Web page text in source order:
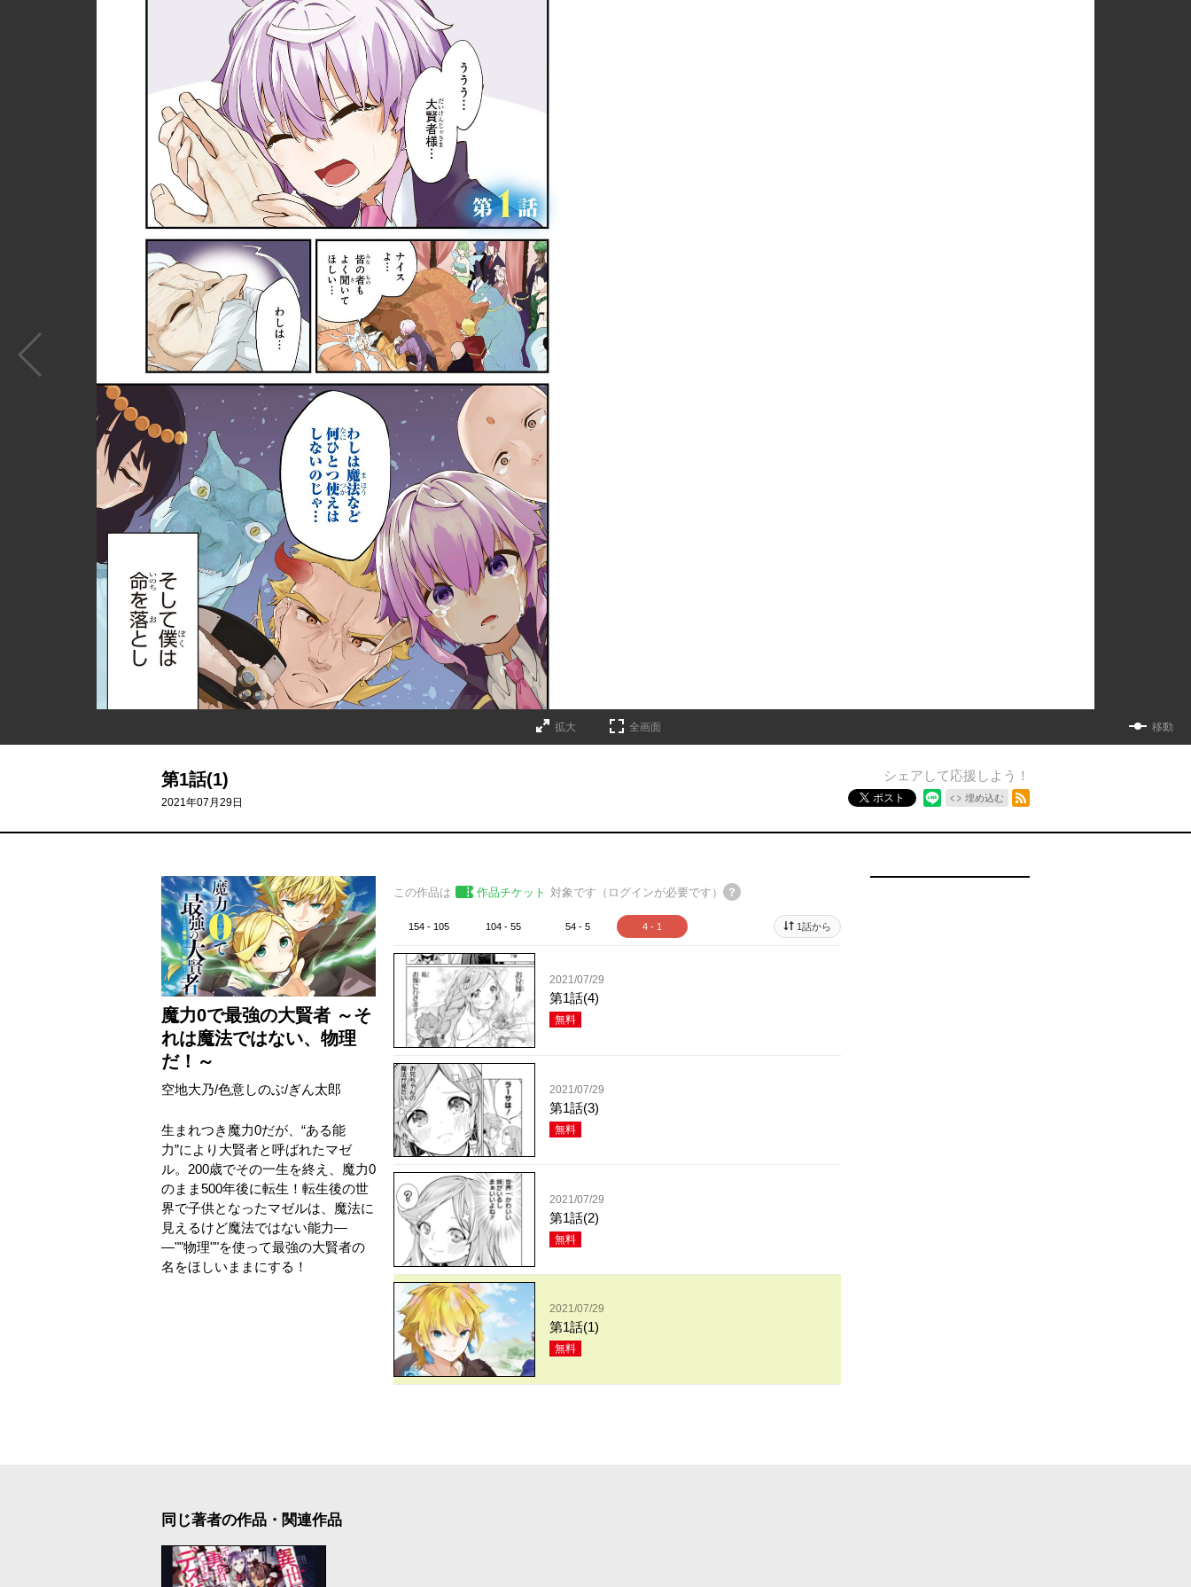
拡大 全画面 移動
第1話(1)
2021年07月29日
シェアして応援しよう！
ポスト 埋め込む
魔力0で最強の大賢者 ～そ
れは魔法ではない、物理
だ！～
空地大乃/色意しのぶ/ぎん太郎
生まれつき魔力0だが、“ある能
力”により大賢者と呼ばれたマゼ
ル。200歳でその一生を終え、魔力0
のまま500年後に転生！転生後の世
界で子供となったマゼルは、魔法に
見えるけど魔法ではない能力―
―""物理""を使って最強の大賢者の
名をほしいままにする！
この作品は 作品チケット 対象です（ログインが必要です）
154 - 105 104 - 55 54 - 5 4 - 1 1話から
2021/07/29
第1話(4)
無料
2021/07/29
第1話(3)
無料
2021/07/29
第1話(2)
無料
2021/07/29
第1話(1)
無料
同じ著者の作品・関連作品